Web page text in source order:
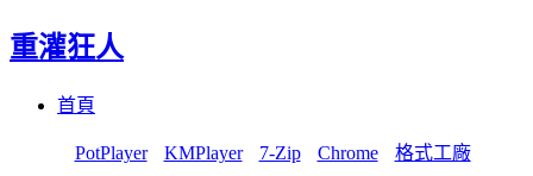
重灌狂人
首頁
PotPlayer KMPlayer 7-Zip Chrome 格式工廠